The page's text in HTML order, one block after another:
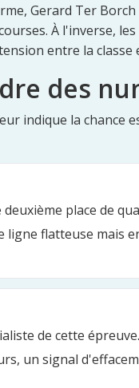
Gerard Ter
À l'inverse,
entre la classe
des
indique la chance
place de
ligne flatteuse mais
de cette épreuve.
un signal